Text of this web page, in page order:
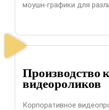
моушн-графики для
Производство
видеороликов
Корпоративное